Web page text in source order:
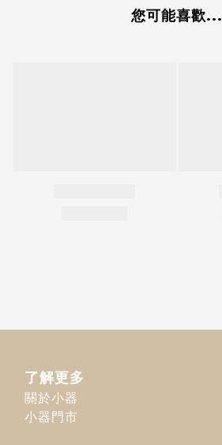
您可能喜歡...
了解更多
關於小器
小器門市